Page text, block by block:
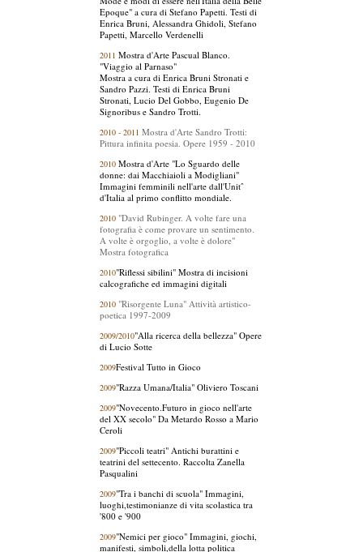
Epoque" a cura di Stefano Papetti. Testi di
Enrica Bruni, Alessandra Ghidoli, Stefano
Papetti, Marcello Verdenelli
2011 Mostra d'Arte Pascual Blanco.
"Viaggio al Parnaso"
Mostra a cura di Enrica Bruni Stronati e
Sandro Pazzi. Testi di Enrica Bruni
Stronati, Lucio Del Gobbo, Eugenio De
Signoribus e Sandro Trotti.
2010 - 2011 Mostra d'Arte Sandro Trotti:
Pittura infinita poesia. Opere 1959 - 2010
2010Mostra d'Arte "Lo Sguardo delle
donne: dai Macchiaioli a Modigliani"
Immagini femminili nell'arte dall'Unitˆ
d'Italia al primo conflitto mondiale.
2010 "David Rubinger. A volte fare una
fotografia è come provare un sentimento.
A volte è orgoglio, a volte è dolore"
Mostra fotografica
2010"Riflessi sibilini" Mostra di incisioni
calcografiche ed immagini digitali
2010 "Risorgente Luna" Attività artistico-
poetica 1997-2009
2009/2010"Alla ricerca della bellezza" Opere
di Lucio Sotte
2009Festival Tutto in Gioco
2009"Razza Umana/Italia" Oliviero Toscani
2009"Novecento.Futuro in gioco nell'arte
del XX secolo" Da Metardo Rosso a Mario
Ceroli
2009"Piccoli teatri" Antichi burattini e
teatrini del settecento. Raccolta Zanella
Pasqualini
2009"Tra i banchi di scuola" Immagini,
luoghi,testimonianze di vita scolastica tra
'800 e '900
2009"Nemici per gioco" Immagini, giochi,
manifesti, simboli,della lotta politica